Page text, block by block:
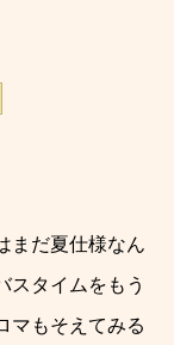
まだ夏仕様なん
スタイムをもう
マもそえてみる